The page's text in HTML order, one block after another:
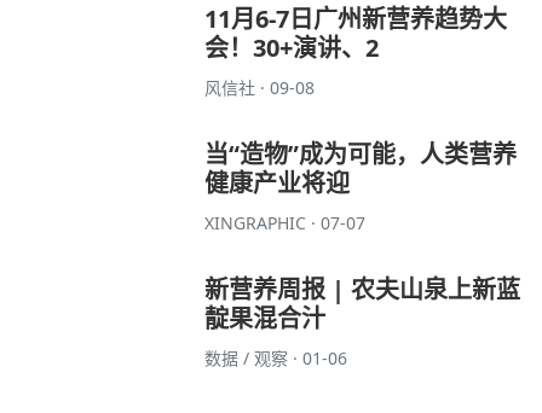
11月6-7日广州新营养趋势大
会！30+演讲、2
风信社 · 09-08
当“造物”成为可能，人类营养
健康产业将迎
XINGRAPHIC · 07-07
新营养周报 | 农夫山泉上新蓝
靛果混合汁
数据 / 观察 · 01-06